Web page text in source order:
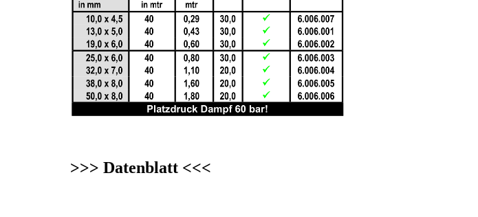
>>> Datenblatt <<<